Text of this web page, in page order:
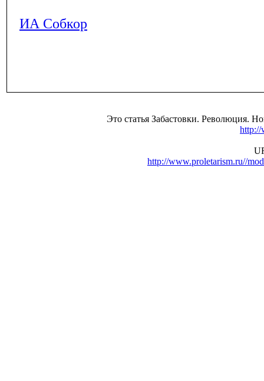
ИА Собкор
Это статья Забастовки. Революция.
http://
http://www.proletarism.ru//